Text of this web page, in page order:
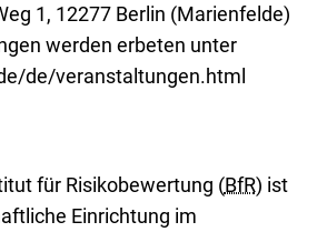
1, 12277 Berlin (Marienfelde)
werden erbeten unter
de/veranstaltungen.html
für Risikobewertung (BfR) ist
Einrichtung im